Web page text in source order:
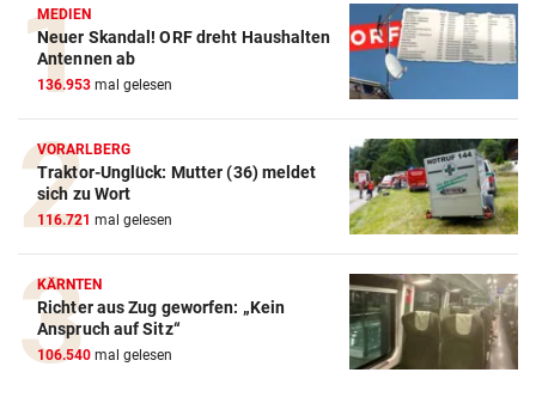
MEDIEN
Neuer Skandal! ORF dreht Haushalten
Antennen ab
136.953 mal gelesen
VORARLBERG
Traktor-Unglück: Mutter (36) meldet
sich zu Wort
116.721 mal gelesen
KÄRNTEN
Richter aus Zug geworfen: „Kein
Anspruch auf Sitz“
106.540 mal gelesen